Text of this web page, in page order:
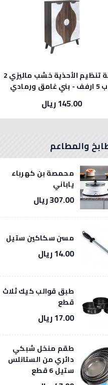
خزانة تنظيم الأحذية خشب ماليزي 2
ورمادي
145.00 ريال
والمطاعم
محمصة بن كهرباء
ياباني
307.00 ريال
مسن سكاكين ستيل
14.00 ريال
طبق قوالب كيك ثلاث
قطع
17.00 ريال
طقم منخل شبكي
دائري من الستانلس
ستيل 6 قطع